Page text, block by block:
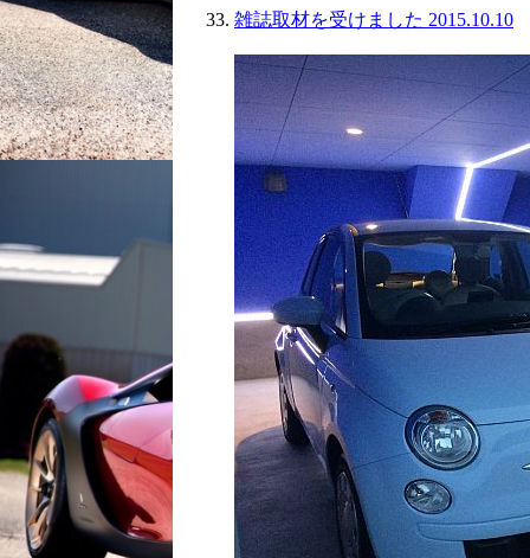
雑誌取材を受けました 2015.10.10